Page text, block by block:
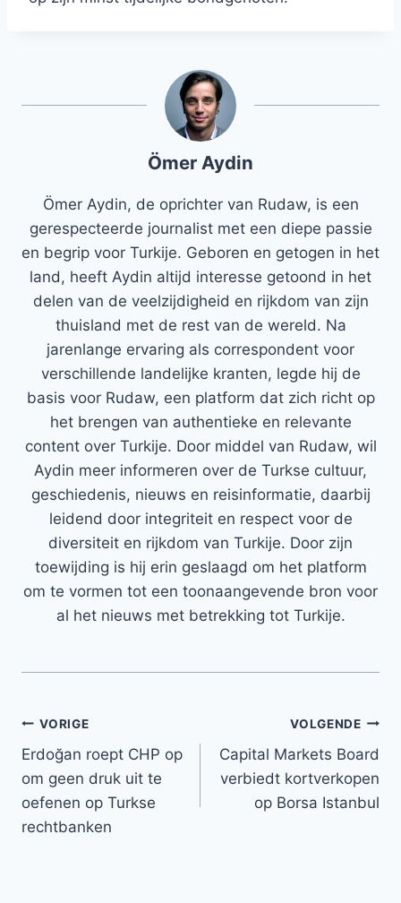
Ömer Aydin
Ömer Aydin, de oprichter van Rudaw, is een
gerespecteerde journalist met een diepe passie
en begrip voor Turkije. Geboren en getogen in het
land, heeft Aydin altijd interesse getoond in het
delen van de veelzijdigheid en rijkdom van zijn
thuisland met de rest van de wereld. Na
jarenlange ervaring als correspondent voor
verschillende landelijke kranten, legde hij de
basis voor Rudaw, een platform dat zich richt op
het brengen van authentieke en relevante
content over Turkije. Door middel van Rudaw, wil
Aydin meer informeren over de Turkse cultuur,
geschiedenis, nieuws en reisinformatie, daarbij
leidend door integriteit en respect voor de
diversiteit en rijkdom van Turkije. Door zijn
toewijding is hij erin geslaagd om het platform
om te vormen tot een toonaangevende bron voor
al het nieuws met betrekking tot Turkije.
Bericht
navigatie
VORIGE
Erdoğan roept CHP op
om geen druk uit te
oefenen op Turkse
rechtbanken
VOLGENDE
Capital Markets Board
verbiedt kortverkopen
op Borsa Istanbul